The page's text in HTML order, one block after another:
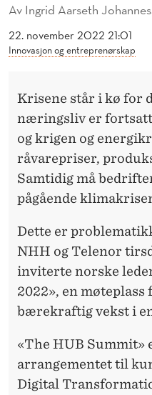
S
E
Av Ingrid Aarseth
22. november 2022 21:01
Innovasjon og entreprenørskap
Krisene står i kø for
næringsliv er fortsatt
og krigen og
råvarepriser,
Samtidig må
pågående
Dette er
NHH og Telenor
inviterte norske
2022», en
bærekraftig vekst i
«The HUB Summit»
arrangementet til
Digital